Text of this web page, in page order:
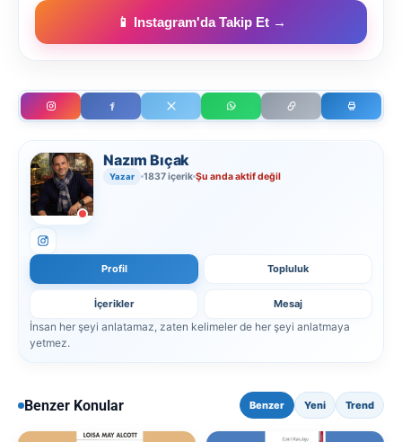
📱 Instagram'da Takip Et →
Nazım Bıçak
Yazar 1837 içerik Şu anda aktif değil
Profil Topluluk
İçerikler Mesaj
İnsan her şeyi anlatamaz, zaten kelimeler de her şeyi anlatmaya
yetmez.
Benzer Konular Benzer Yeni Trend